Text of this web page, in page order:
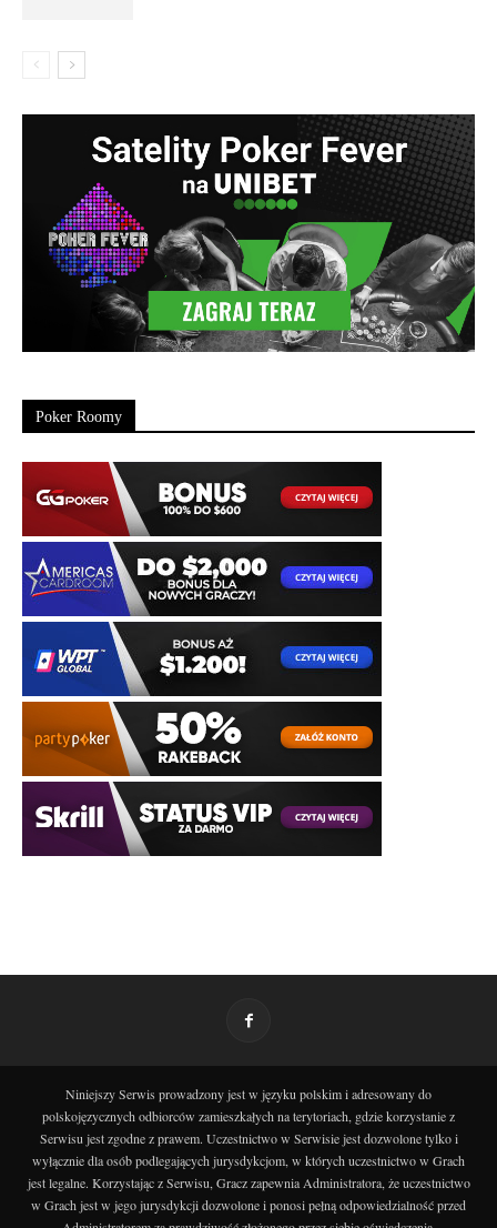
Poker Roomy
Niniejszy Serwis prowadzony jest w języku polskim i adresowany do
polskojęzycznych odbiorców zamieszkałych na terytoriach, gdzie korzystanie z
Serwisu jest zgodne z prawem. Uczestnictwo w Serwisie jest dozwolone tylko i
wyłącznie dla osób podlegających jurysdykcjom, w których uczestnictwo w Grach
jest legalne. Korzystając z Serwisu, Gracz zapewnia Administratora, że uczestnictwo
w Grach jest w jego jurysdykcji dozwolone i ponosi pełną odpowiedzialność przed